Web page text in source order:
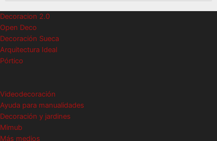
Decoracion 2.0
Open Deco
Decoración Sueca
Arquitectura Ideal
Pórtico
Videodecoración
Ayuda para manualidades
Decoración y jardines
Mimub
Más medios